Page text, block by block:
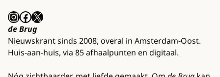
InstagramFacebook X
de Brug
Nieuwskrant sinds 2008, overal in Amsterdam-Oost.
Huis-aan-huis, via 85 afhaalpunten en digitaal.